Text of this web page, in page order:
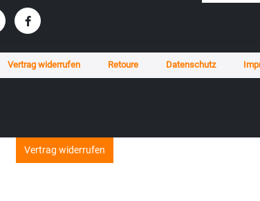
Vertrag widerrufen Retoure Datenschutz
Vertrag widerrufen